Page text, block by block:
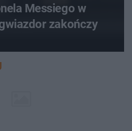
Messiego w
zakończy